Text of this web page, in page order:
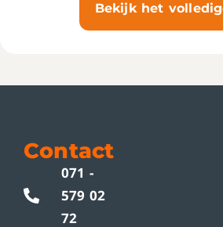
Bekijk het
Contact
071 -
579 02
72